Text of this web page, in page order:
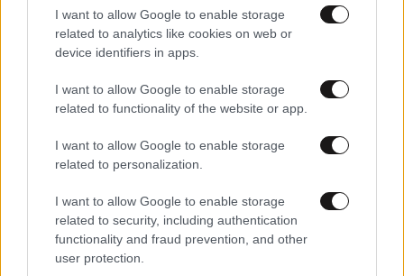
I want to allow Google to enable storage
related to analytics like cookies on web or
device identifiers in apps.
I want to allow Google to enable storage
related to functionality of the website or app.
I want to allow Google to enable storage
related to personalization.
I want to allow Google to enable storage
related to security, including authentication
functionality and fraud prevention, and other
user protection.
ΚΟΣΜΟΣ 08·08·2026 00:08
Η «ληστεία του αιώνα» – Το ψεύτικο κόκκινο